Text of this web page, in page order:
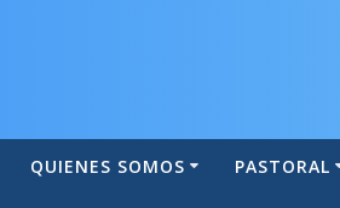
QUIENES SOMOS PASTORAL